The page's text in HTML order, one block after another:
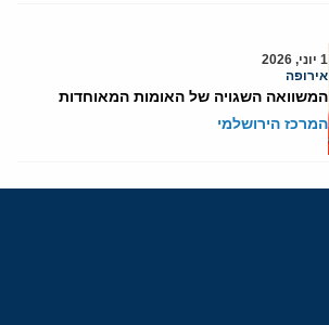
1 יוני, 2026
אירופה
המשוואה השגויה של האומות המאוחדות
המרכז הירושלמי